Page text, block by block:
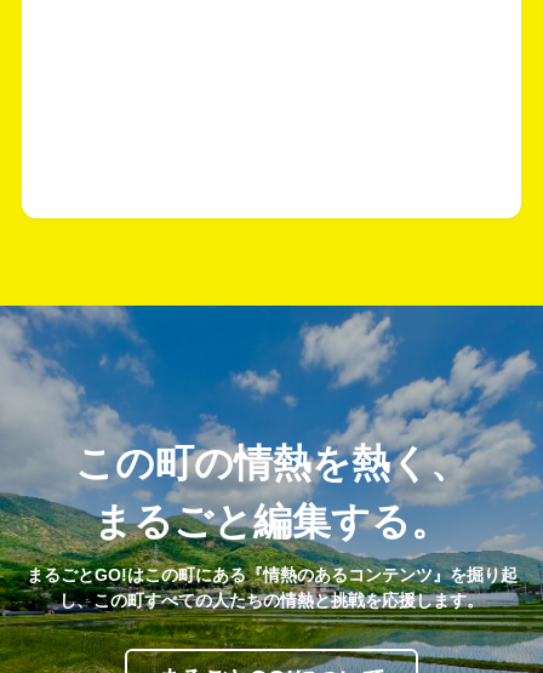
この町の情熱を熱く、
まるごと編集する。
まるごとGO!はこの町にある『情熱のあるコンテンツ』を掘り起
し、この町すべての人たちの情熱と挑戦を応援します。